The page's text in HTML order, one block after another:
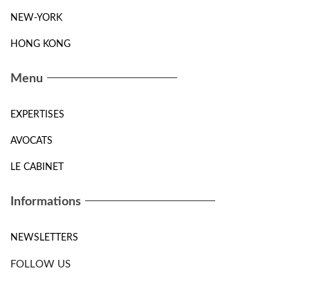
NEW-YORK
HONG KONG
Menu
EXPERTISES
AVOCATS
LE CABINET
Informations
NEWSLETTERS
FOLLOW US